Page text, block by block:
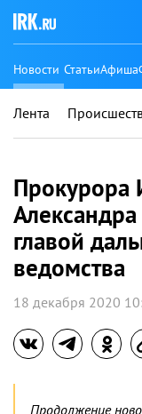
Новости СтатьиАфиша
Лента
Прокурора
главой
ведомства
18 декабря 2020
Продолжение